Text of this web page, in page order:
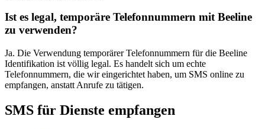
Ist es legal, temporäre Telefonnummern mit Beeline
zu verwenden?
Ja. Die Verwendung temporärer Telefonnummern für die Beeline
Identifikation ist völlig legal. Es handelt sich um echte
Telefonnummern, die wir eingerichtet haben, um SMS online zu
empfangen, anstatt Anrufe zu tätigen.
SMS für Dienste empfangen